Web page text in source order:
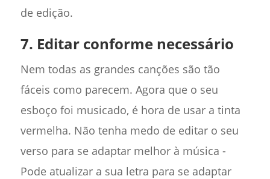
de edição.
7. Editar conforme necessário
Nem todas as grandes canções são tão
fáceis como parecem. Agora que o seu
esboço foi musicado, é hora de usar a tinta
vermelha. Não tenha medo de editar o seu
verso para se adaptar melhor à música -
Pode atualizar a sua letra para se adaptar